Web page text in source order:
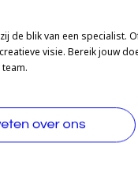
de blik van een specialist.
visie. Bereik jouw